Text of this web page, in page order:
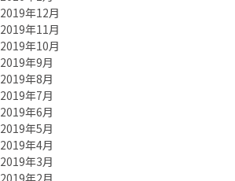
2019年12月
2019年11月
2019年10月
2019年9月
2019年8月
2019年7月
2019年6月
2019年5月
2019年4月
2019年3月
2019年2月